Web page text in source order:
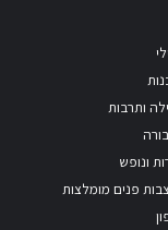
ותרבות
ונופש
פנים מומלצות